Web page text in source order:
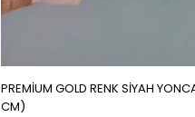
PREMİUM GOLD RENK SİYAH
CM)